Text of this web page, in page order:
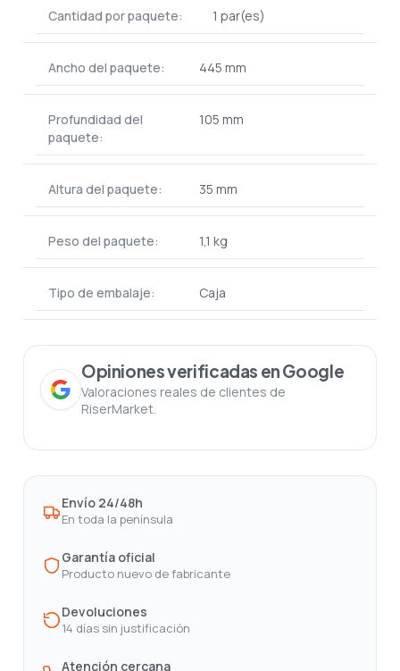
Cantidad por paquete: 1 par(es)
Ancho del paquete: 445 mm
Profundidad del
paquete:
105 mm
Altura del paquete: 35 mm
Peso del paquete: 1,1 kg
Tipo de embalaje: Caja
Opiniones verificadas en Google
Valoraciones reales de clientes de
RiserMarket.
Envío 24/48h
En toda la península
Garantía oficial
Producto nuevo de fabricante
Devoluciones
14 días sin justificación
Atención cercana